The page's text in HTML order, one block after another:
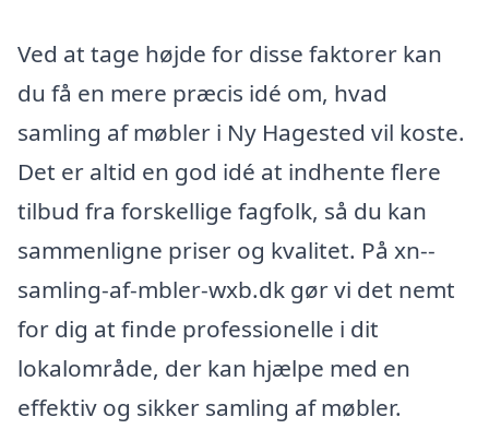
Ved at tage højde for disse faktorer kan
du få en mere præcis idé om, hvad
samling af møbler i Ny Hagested vil koste.
Det er altid en god idé at indhente flere
tilbud fra forskellige fagfolk, så du kan
sammenligne priser og kvalitet. På xn--
samling-af-mbler-wxb.dk gør vi det nemt
for dig at finde professionelle i dit
lokalområde, der kan hjælpe med en
effektiv og sikker samling af møbler.